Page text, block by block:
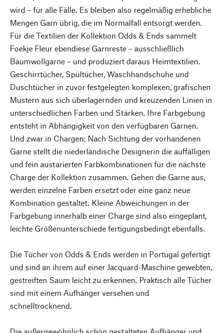
wird – für alle Fälle. Es bleiben also regelmäßig erhebliche
Mengen Garn übrig, die im Normalfall entsorgt werden.
Für die Textilien der Kollektion Odds & Ends sammelt
Foekje Fleur ebendiese Garnreste – ausschließlich
Baumwollgarne – und produziert daraus Heimtextilien.
Geschirrtücher, Spültücher, Waschhandschuhe und
Duschtücher in zuvor festgelegten komplexen, grafischen
Mustern aus sich überlagernden und kreuzenden Linien in
unterschiedlichen Farben und Stärken. Ihre Farbgebung
entsteht in Abhängigkeit von den verfügbaren Garnen.
Und zwar in Chargen: Nach Sichtung der vorhandenen
Garne stellt die niederländische Designerin die auffälligen
und fein austarierten Farbkombinationen für die nächste
Charge der Kollektion zusammen. Gehen die Garne aus,
werden einzelne Farben ersetzt oder eine ganz neue
Kombination gestaltet. Kleine Abweichungen in der
Farbgebung innerhalb einer Charge sind also eingeplant,
leichte Größenunterschiede fertigungsbedingt ebenfalls.
Die Tücher von Odds & Ends werden in Portugal gefertigt
und sind an ihrem auf einer Jacquard-Maschine gewebten,
gestreiften Saum leicht zu erkennen. Praktisch alle Tücher
sind mit einem Aufhänger versehen und
schnelltrocknend.